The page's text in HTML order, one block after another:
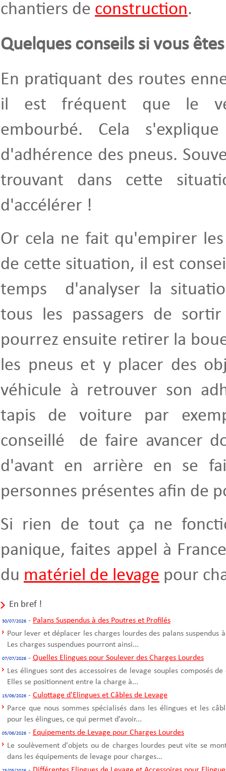
chantiers de construction.
Quelques conseils si vous
En pratiquant des routes
il est fréquent que le
embourbé. Cela
d'adhérence des pneus.
trouvant dans cette
d'accélérer !
Or cela ne fait qu'empirer
de cette situation, il est
temps d'analyser la
tous les passagers de
pourrez ensuite retirer la
les pneus et y placer des
véhicule à retrouver son
tapis de voiture par
conseillé de faire avancer
d'avant en arrière en se
personnes présentes afin de
Si rien de tout ça ne
panique, faites appel à
du matériel de levage pour
En bref !
30/07/2026 - Palans Suspendus à des Poutres et Profilés
Pour lever et déplacer les charges lourdes des palans suspendus
Les charges suspendues pourront ainsi...
07/07/2026 - Quelles Elingues pour Soulever des Charges Lourdes
Les élingues sont des accessoires de levage souples composés
Elles se positionnent entre la charge à...
15/06/2026 - Culottage d'Elingues et Câbles de Levage
Parce que nous sommes spécialisés dans les élingues et les
pour les élingues, ce qui permet d’avoir...
05/06/2026 - Equipements de Levage pour Charges Lourdes
Le soulèvement d'objets ou de charges lourdes peut vite se
dans les équipements de levage pour charges...